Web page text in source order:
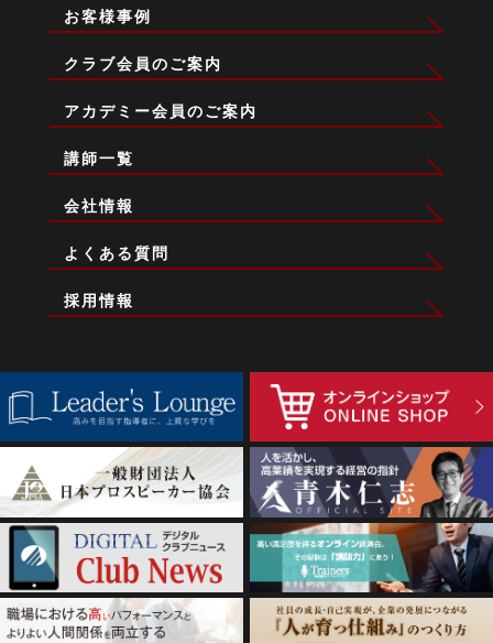
の悩み、その背景にある人生相談に応じる個別面談は、延べ
6,000件超。 我が家の実体験・多くの顧客の人生に寄り添っ
てきた経験を基に、誰もが実践できる考え方をお伝えます。
お客様事例
クラブ会員のご案内
アカデミー会員のご案内
講師一覧
会社情報
よくある質問
採用情報